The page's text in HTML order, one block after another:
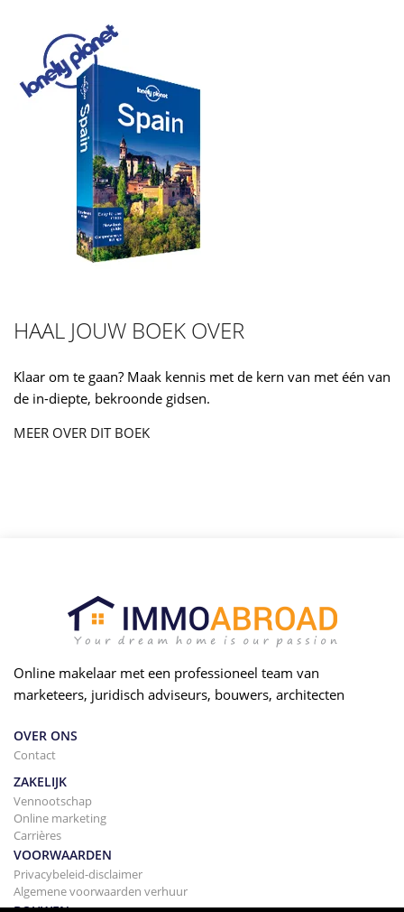
HAAL JOUW BOEK OVER
Klaar om te gaan? Maak kennis met de kern van met één van
de in-diepte, bekroonde gidsen.
MEER OVER DIT BOEK
Online makelaar met een professioneel team van
marketeers, juridisch adviseurs, bouwers, architecten
OVER ONS
Contact
ZAKELIJK
Vennootschap
Online marketing
Carrières
VOORWAARDEN
Privacybeleid-disclaimer
Algemene voorwaarden verhuur